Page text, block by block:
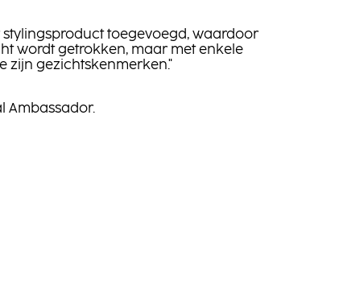
toegevoegd, waardoor
wordt getrokken, maar met enkele
zijn gezichtskenmerken."
Ambassador.